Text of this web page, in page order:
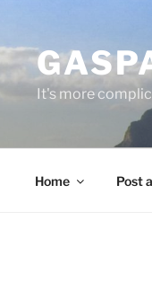
It's more
Home Post